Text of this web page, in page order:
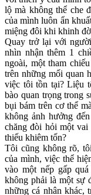
lộ mà không thể che
của mình luôn ẩn
miệng đôi khi khinh
Quay trở lại với
nhìn nhận thêm 1
ngoài, một tham
trên những mối quan
việc tôi tồn tại? Liệu
bào quan trọng trong
bụi bám trên cơ thể
không ảnh hưởng
chăng đòi hỏi một
thiếu khiêm tốn?
Tôi cũng không rõ,
của mình, việc thể
vào một nếp gấp
không phải là một sự
những cá nhân khác,